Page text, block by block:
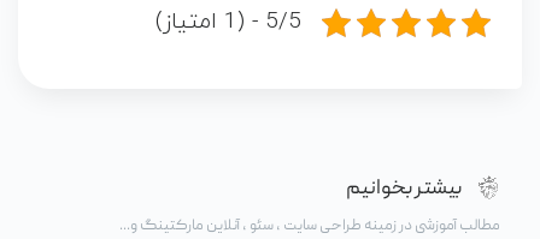
5/5 - (1 امتیاز)
بیشتر بخوانیم
مطالب آموزشی در زمینه طراحی سایت ، سئو ، آنلاین مارکتینگ و...